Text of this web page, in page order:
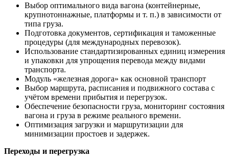
Выбор оптимального вида вагона (контейнерные,
крупнотоннажные, платформы и т. п.) в зависимости от
типа груза.
Подготовка документов, сертификация и таможенные
процедуры (для международных перевозок).
Использование стандартизированных единиц измерения
и упаковки для упрощения перевода между видами
транспорта.
Модуль «железная дорога» как основной транспорт
Выбор маршрута, расписания и подвижного состава с
учётом времени прибытия и перегрузок.
Обеспечение безопасности груза, мониторинг состояния
вагона и груза в режиме реального времени.
Оптимизация загрузки и маршрутизации для
минимизации простоев и задержек.
Переходы и перегрузка